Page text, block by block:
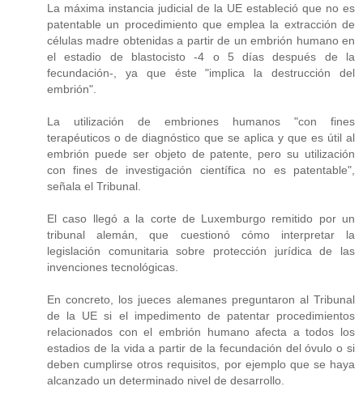
La máxima instancia judicial de la UE estableció que no es
patentable un procedimiento que emplea la extracción de
células madre obtenidas a partir de un embrión humano en
el estadio de blastocisto -4 o 5 días después de la
fecundación-, ya que éste "implica la destrucción del
embrión".
La utilización de embriones humanos "con fines
terapéuticos o de diagnóstico que se aplica y que es útil al
embrión puede ser objeto de patente, pero su utilización
con fines de investigación científica no es patentable",
señala el Tribunal.
El caso llegó a la corte de Luxemburgo remitido por un
tribunal alemán, que cuestionó cómo interpretar la
legislación comunitaria sobre protección jurídica de las
invenciones tecnológicas.
En concreto, los jueces alemanes preguntaron al Tribunal
de la UE si el impedimento de patentar procedimientos
relacionados con el embrión humano afecta a todos los
estadios de la vida a partir de la fecundación del óvulo o si
deben cumplirse otros requisitos, por ejemplo que se haya
alcanzado un determinado nivel de desarrollo.